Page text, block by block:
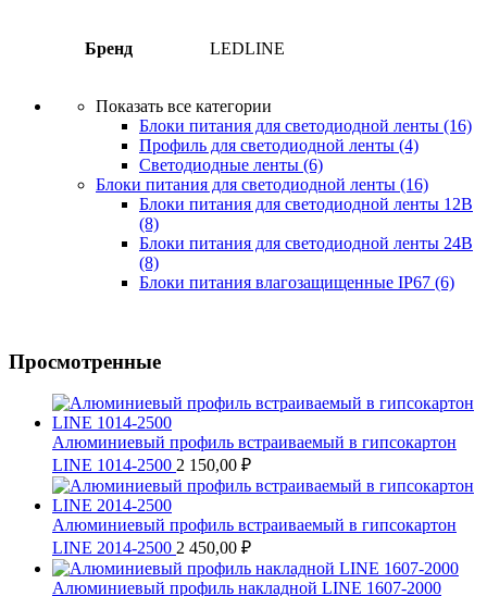
Бренд LEDLINE
Показать все категории
Блоки питания для светодиодной ленты (16)
Профиль для светодиодной ленты (4)
Светодиодные ленты (6)
Блоки питания для светодиодной ленты (16)
Блоки питания для светодиодной ленты 12В
(8)
Блоки питания для светодиодной ленты 24В
(8)
Блоки питания влагозащищенные IP67 (6)
Просмотренные
Алюминиевый профиль встраиваемый в гипсокартон
LINE 1014-2500 2 150,00 ₽
Алюминиевый профиль встраиваемый в гипсокартон
LINE 2014-2500 2 450,00 ₽
Алюминиевый профиль накладной LINE 1607-2000